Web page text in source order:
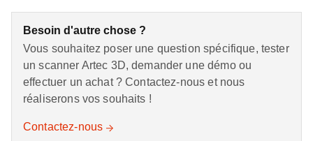
Besoin d'autre chose ?
Vous souhaitez poser une question spécifique, tester
un scanner Artec 3D, demander une démo ou
effectuer un achat ? Contactez-nous et nous
réaliserons vos souhaits !
Contactez-nous